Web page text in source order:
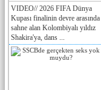
VIDEO// 2026 FIFA Dünya
Kupası finalinin devre arasında
sahne alan Kolombiyalı yıldız
Shakira'ya, dans ...